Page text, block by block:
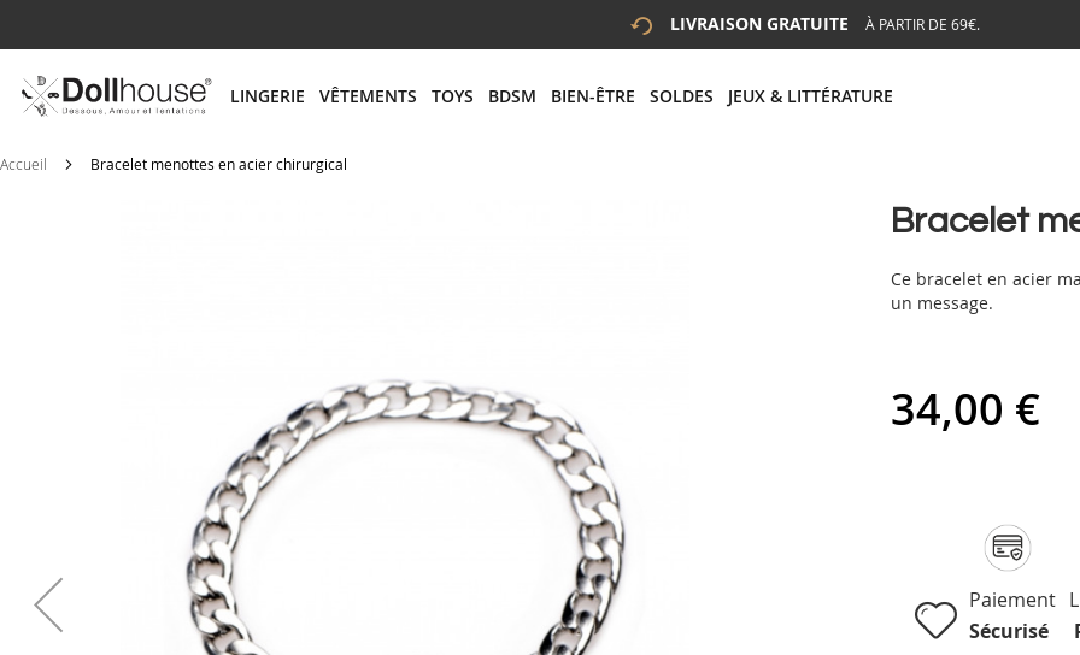
LIVRAISON GRATUITE À PARTIR DE 69€.
LINGERIE VÊTEMENTS TOYS BDSM BIEN-ÊTRE SOLDES JEUX & LITTÉRATURE
# ENTREZ AU MOINS 3 CARACTÈRES POUR LANCER LA RECHERCHE
Accueil Bracelet menottes en acier chirurgical
Bracelet
Ce bracelet en acier
un message.
34,00 €
Paiement
Sécurisé